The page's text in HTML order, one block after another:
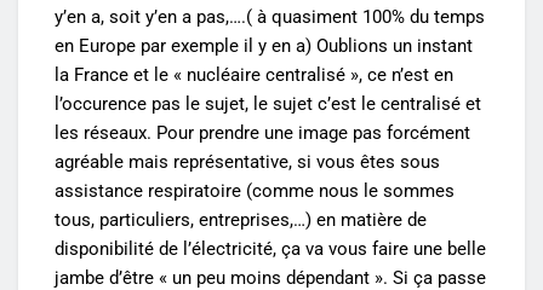
y’en a, soit y’en a pas,….( à quasiment 100% du temps
en Europe par exemple il y en a) Oublions un instant
la France et le « nucléaire centralisé », ce n’est en
l’occurence pas le sujet, le sujet c’est le centralisé et
les réseaux. Pour prendre une image pas forcément
agréable mais représentative, si vous êtes sous
assistance respiratoire (comme nous le sommes
tous, particuliers, entreprises,…) en matière de
disponibilité de l’électricité, ça va vous faire une belle
jambe d’être « un peu moins dépendant ». Si ça passe